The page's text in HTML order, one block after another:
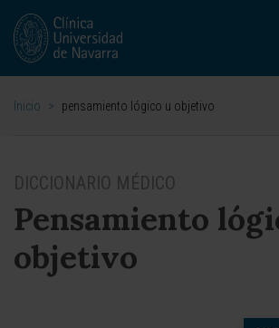
Inicio > pensamiento lógico u objetivo
DICCIONARIO MÉDICO
Pensamiento
objetivo